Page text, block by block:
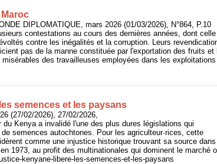
DIPLOMATIQUE, mars 2026 (01/03/2026), N°864, P.10
contestations au cours des dernières années, dont
contre les inégalités et la corruption. Leurs
pas de la manne constituée par l'exportation des fruits
des travailleuses employées dans les
semences et les paysans
(27/02/2026), 27/02/2026,
du Kenya a invalidé l'une des plus dures législations qui
semences autochtones. Pour les agriculteur·rices, cette
comme une injustice historique trouvant sa source
1973, au profit des multinationales qui dominent le marché
kenyane-libere-les-semences-et-les-paysans